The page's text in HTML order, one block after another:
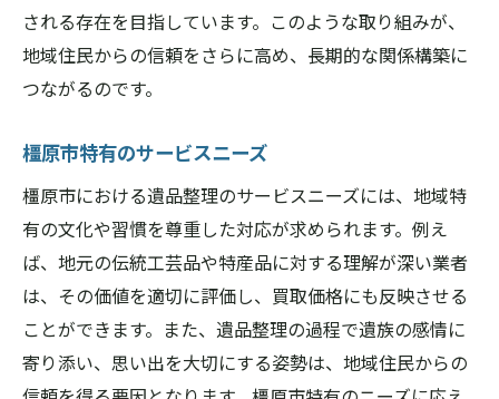
される存在を目指しています。このような取り組みが、
地域住民からの信頼をさらに高め、長期的な関係構築に
つながるのです。
橿原市特有のサービスニーズ
橿原市における遺品整理のサービスニーズには、地域特
有の文化や習慣を尊重した対応が求められます。例え
ば、地元の伝統工芸品や特産品に対する理解が深い業者
は、その価値を適切に評価し、買取価格にも反映させる
ことができます。また、遺品整理の過程で遺族の感情に
寄り添い、思い出を大切にする姿勢は、地域住民からの